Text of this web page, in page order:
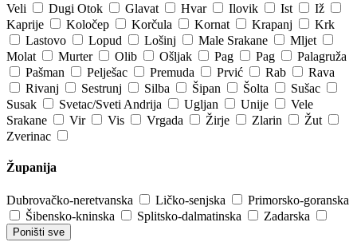
Veli
Dugi Otok Glavat Hvar Ilovik Ist
Iž
Kaprije
Koločep Korčula Kornat Krapanj
Krk
Lastovo
Lopud Lošinj Male Srakane
Mljet
Molat
Murter Olib Ošljak Pag Pag
Palagruža
Pašman
Pelješac Premuda Prvić Rab
Rava
Rivanj
Sestrunj Silba Šipan Šolta
Sušac
Susak
Svetac/Sveti Andrija Ugljan Unije
Vele
Srakane
Vir Vis Vrgada Žirje Zlarin
Žut
Zverinac
Županija
Dubrovačko-neretvanska Ličko-senjska
Primorsko-goranska
Šibensko-kninska
Splitsko-dalmatinska Zadarska
Poništi sve